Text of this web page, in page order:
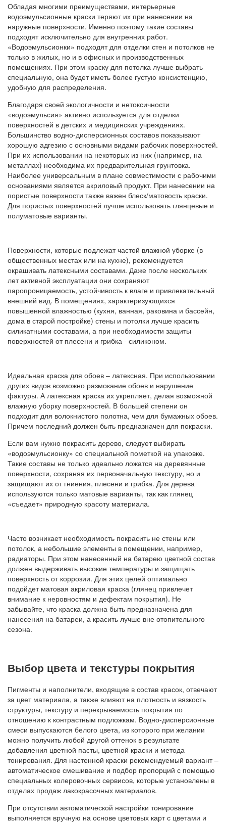
Обладая многими преимуществами, интерьерные
водоэмульсионные краски теряют их при нанесении на
наружные поверхности. Именно поэтому такие составы
подходят исключительно для внутренних работ.
«Водоэмульсионки» подходят для отделки стен и потолков не
только в жилых, но и в офисных и производственных
помещениях. При этом краску для потолка лучше выбрать
специальную, она будет иметь более густую консистенцию,
удобную для распределения.
Благодаря своей экологичности и нетоксичности
«водоэмульсия» активно используется для отделки
поверхностей в детских и медицинских учреждениях.
Большинство водно-дисперсионных составов показывают
хорошую адгезию с основными видами рабочих поверхностей.
При их использовании на некоторых из них (например, на
металлах) необходима их предварительная грунтовка.
Наиболее универсальным в плане совместимости с рабочими
основаниями является акриловый продукт. При нанесении на
пористые поверхности также важен блеск/матовость краски.
Для пористых поверхностей лучше использовать глянцевые и
полуматовые варианты.
Поверхности, которые подлежат частой влажной уборке (в
общественных местах или на кухне), рекомендуется
окрашивать латексными составами. Даже после нескольких
лет активной эксплуатации они сохраняют
паропроницаемость, устойчивость к влаге и привлекательный
внешний вид. В помещениях, характеризующихся
повышенной влажностью (кухня, ванная, раковина и бассейн,
дома в старой постройке) стены и потолки лучше красить
силикатными составами, а при необходимости защиты
поверхностей от плесени и грибка - силиконом.
Идеальная краска для обоев – латексная. При использовании
других видов возможно размокание обоев и нарушение
фактуры. А латексная краска их укрепляет, делая возможной
влажную уборку поверхностей. В большей степени он
подходит для волокнистого полотна, чем для бумажных обоев.
Причем последний должен быть предназначен для покраски.
Если вам нужно покрасить дерево, следует выбирать
«водоэмульсионку» со специальной пометкой на упаковке.
Такие составы не только идеально ложатся на деревянные
поверхности, сохраняя их первоначальную текстуру, но и
защищают их от гниения, плесени и грибка. Для дерева
используются только матовые варианты, так как глянец
«съедает» природную красоту материала.
Часто возникает необходимость покрасить не стены или
потолок, а небольшие элементы в помещении, например,
радиаторы. При этом нанесенный на батарею цветной состав
должен выдерживать высокие температуры и защищать
поверхность от коррозии. Для этих целей оптимально
подойдет матовая акриловая краска (глянец привлечет
внимание к неровностям и дефектам покрытия). Не
забывайте, что краска должна быть предназначена для
нанесения на батареи, а красить лучше вне отопительного
сезона.
Выбор цвета и текстуры покрытия
Пигменты и наполнители, входящие в состав красок, отвечают
за цвет материала, а также влияют на плотность и вязкость
структуры, текстуру и перекрываемость покрытия по
отношению к контрастным подложкам. Водно-дисперсионные
смеси выпускаются белого цвета, из которого при желании
можно получить любой другой оттенок в результате
добавления цветной пасты, цветной краски и метода
тонирования. Для настенной краски рекомендуемый вариант –
автоматическое смешивание и подбор пропорций с помощью
специальных колеровочных сервисов, которые установлены в
отделах продаж лакокрасочных материалов.
При отсутствии автоматической настройки тонирование
выполняется вручную на основе цветовых карт с цветами и